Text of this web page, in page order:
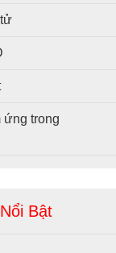
ứng trong
Bật